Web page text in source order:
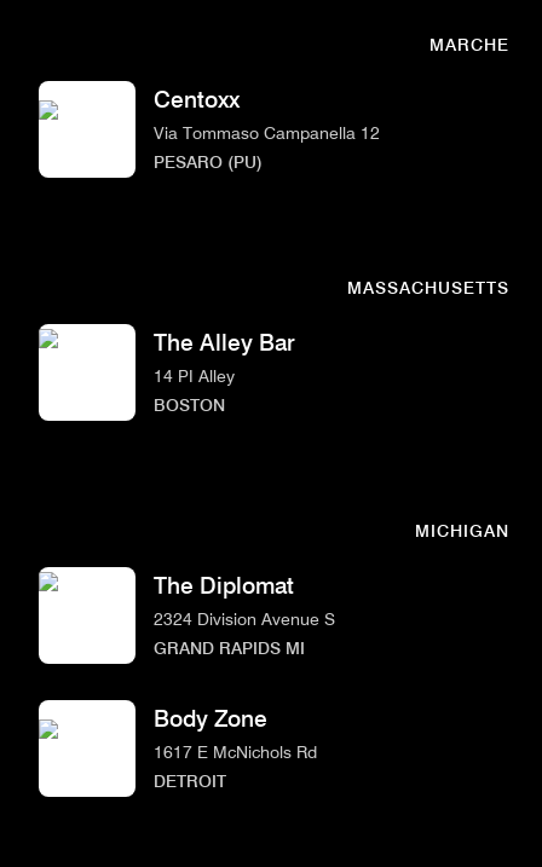
MARCHE
Centoxx
Via Tommaso Campanella 12
PESARO (PU)
MASSACHUSETTS
The Alley Bar
14 PI Alley
BOSTON
MICHIGAN
The Diplomat
2324 Division Avenue S
GRAND RAPIDS MI
Body Zone
1617 E McNichols Rd
DETROIT